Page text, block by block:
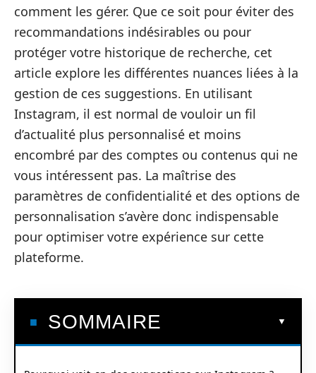
comment les gérer. Que ce soit pour éviter des
recommandations indésirables ou pour
protéger votre historique de recherche, cet
article explore les différentes nuances liées à la
gestion de ces suggestions. En utilisant
Instagram, il est normal de vouloir un fil
d’actualité plus personnalisé et moins
encombré par des comptes ou contenus qui ne
vous intéressent pas. La maîtrise des
paramètres de confidentialité et des options de
personnalisation s’avère donc indispensable
pour optimiser votre expérience sur cette
plateforme.
SOMMAIRE